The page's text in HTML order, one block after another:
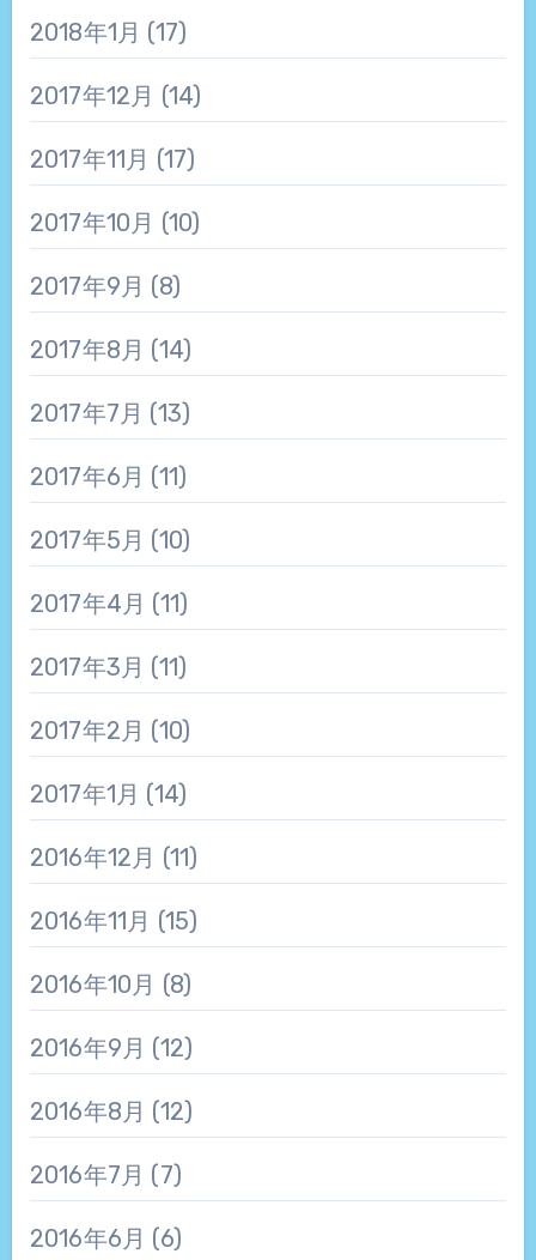
2018年1月 (17)
2017年12月 (14)
2017年11月 (17)
2017年10月 (10)
2017年9月 (8)
2017年8月 (14)
2017年7月 (13)
2017年6月 (11)
2017年5月 (10)
2017年4月 (11)
2017年3月 (11)
2017年2月 (10)
2017年1月 (14)
2016年12月 (11)
2016年11月 (15)
2016年10月 (8)
2016年9月 (12)
2016年8月 (12)
2016年7月 (7)
2016年6月 (6)